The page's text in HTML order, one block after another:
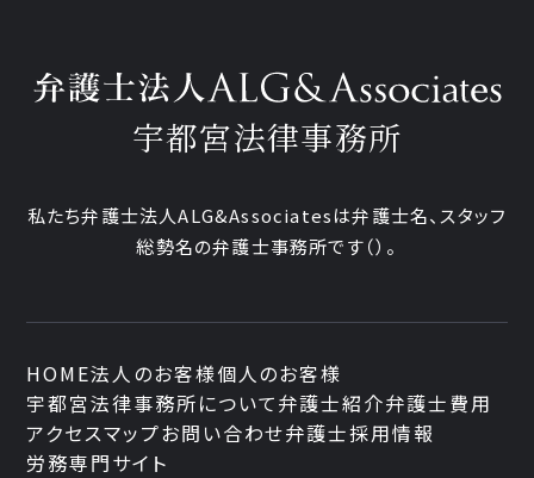
宇都宮法律事務所
私たち弁護士法人ALG&Associatesは弁護士名、 スタッフ
総勢名の弁護士事務所です（）。
HOME法人のお客様個人のお客様
宇都宮法律事務所について弁護士紹介弁護士費用
アクセスマップお問い合わせ弁護士採用情報
労務専門サイト